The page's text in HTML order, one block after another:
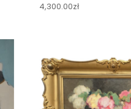
4,300.00zł